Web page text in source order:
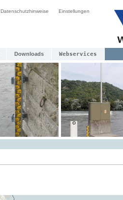
Datenschutzhinweise Einstellungen
Downloads Webservices